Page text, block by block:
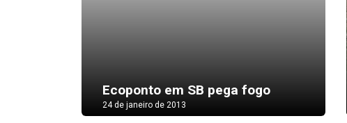
Ecoponto em SB pega fogo
24 de janeiro de 2013